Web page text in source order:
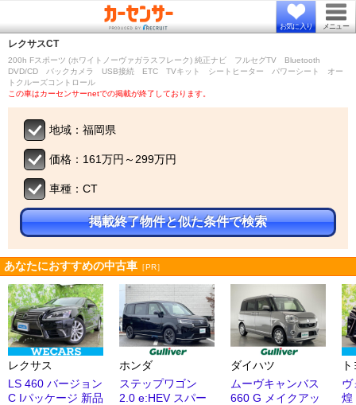
お気に入り メニュー
レクサスCT
200h Fスポーツ (ホワイトノーヴァガラスフレーク) 純正ナビ フルセグTV Bluetooth
DVD/CD バックカメラ USB接続 ETC TVキット シートヒーター パワーシート オー
トクルーズコントロール
この車はカーセンサーnetでの掲載が終了しております。
地域：福岡県
価格：161万円～299万円
車種：CT
掲載終了物件と似た条件で検索
あなたにおすすめの中古車 ［PR］
レクサス
LS 460 バージョン
C Iパッケージ 新品
ホンダ
ステップワゴン
2.0 e:HEV スパー
ダイハツ
ムーヴキャンバス
660 G メイクアッ
ヴ
煌